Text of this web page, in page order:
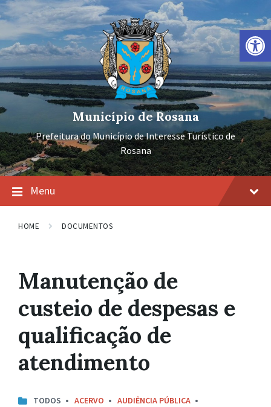
Barra de Ferramentas Aberta
Ir
para
conteúdo
Pular
para
navegação
principal
Pular
para
rodapé
Município de Rosana
Prefeitura do Município de Interesse Turístico de
Rosana
Menu
HOME DOCUMENTOS
Manutenção de
custeio de despesas e
qualificação de
atendimento
TODOS ACERVO
AUDIÊNCIA PÚBLICA